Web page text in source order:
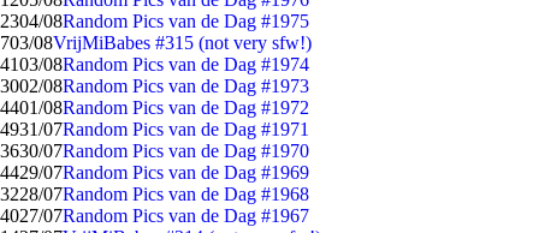
2304/08Random Pics van de Dag #1975
703/08VrijMiBabes #315 (not very sfw!)
4103/08Random Pics van de Dag #1974
3002/08Random Pics van de Dag #1973
4401/08Random Pics van de Dag #1972
4931/07Random Pics van de Dag #1971
3630/07Random Pics van de Dag #1970
4429/07Random Pics van de Dag #1969
3228/07Random Pics van de Dag #1968
4027/07Random Pics van de Dag #1967